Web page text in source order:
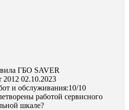
ГБО SAVER
2012 02.10.2023
и обслуживания:10/10
работой сервисного
шкале?